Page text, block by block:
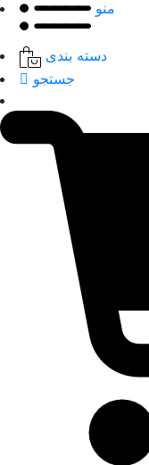
منو
دسته بندی
جستجو